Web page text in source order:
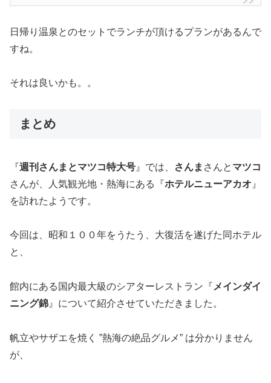
日帰り温泉とのセットでランチが頂けるプランがあるんで
すね。
それは良いかも。。
まとめ
『週刊さんまとマツコ特大号 』では、 さんま さんと マツコ
さんが、人気観光地・熱海にある『ホテルニューアカオ 』
を訪れたようです。
今回は、昭和１００年をうたう、大復活を遂げた同ホテル
と、
館内にある国内最大級のシアターレストラン『 メインダイ
ニング錦 』について紹介させていただきました。
帆立やサザエを焼く ”熱海の絶品グルメ” は分かりません
が、